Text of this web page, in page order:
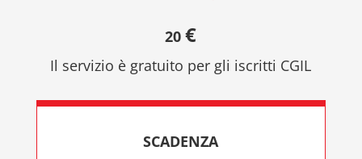
20€
Il servizio è gratuito per gli iscritti CGIL
SCADENZA